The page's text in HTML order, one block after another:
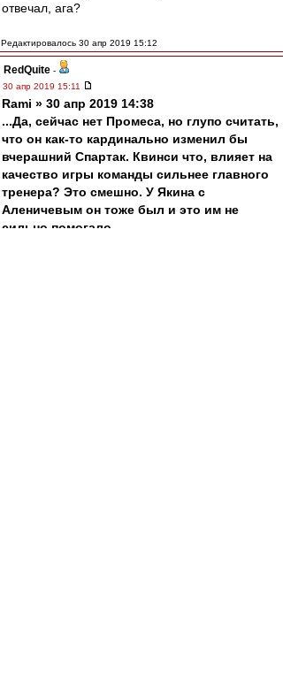
отвечал, ага?
Редактировалось 30 апр 2019 15:12
RedQuite -
30 апр 2019 15:11
Rami » 30 апр 2019 14:38
...Да, сейчас нет Промеcа, но глупо считать,
что он как-то кардинально изменил бы
вчерашний Спартак. Квинси что, влияет на
качество игры команды сильнее главного
тренера? Это смешно. У Якина с
Аленичевым он тоже был и это им не
сильно помогало...